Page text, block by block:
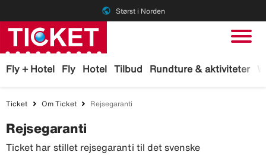
public Størst i Norden
Fly + Hotel Fly Hotel Tilbud Rundture & aktiviteter
Ticket Om Ticket Rejsegaranti
Rejsegaranti
Ticket har stillet rejsegaranti til det svenske